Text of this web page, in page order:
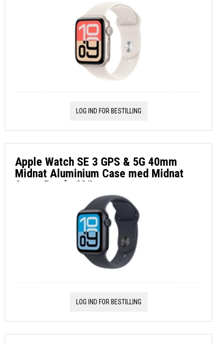
LOG IND FOR BESTILLING
Apple Watch SE 3 GPS & 5G 40mm
Midnat Aluminium Case med Midnat
Sport Band - M/L
LOG IND FOR BESTILLING